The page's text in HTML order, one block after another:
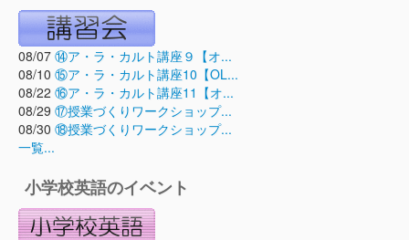
08/07 ⑭ア・ラ・カルト講座９【オ...
08/10 ⑮ア・ラ・カルト講座10【OL...
08/22 ⑯ア・ラ・カルト講座11【オ...
08/29 ⑰授業づくりワークショップ...
08/30 ⑱授業づくりワークショップ...
一覧...
小学校英語のイベント